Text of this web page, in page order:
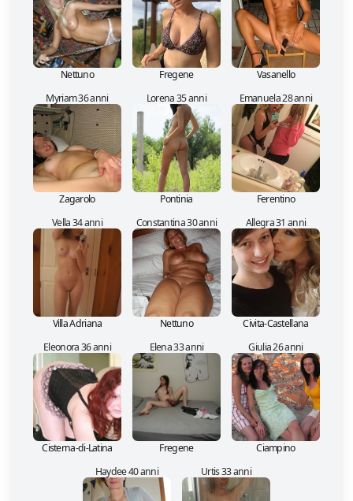
Nettuno Fregene
Vasanello
Myriam 36 anni
Zagarolo
Lorena 35 anni
Pontinia
Emanuela 28 anni
Ferentino
Vella 34 anni
Villa Adriana
Constantina 30 anni
Nettuno
Allegra 31 anni
Civita-Castellana
Eleonora 36 anni
Cisterna-di-Latina
Elena 33 anni
Fregene
Giulia 26 anni
Ciampino
Haydee 40 anni
Urtis 33 anni